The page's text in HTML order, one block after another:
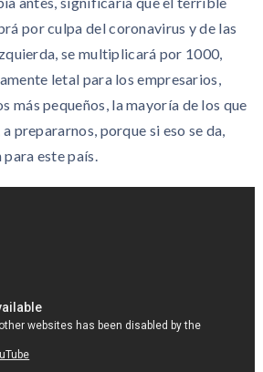
por culpa del coronavirus y de las
se multiplicará por 1000,
letal para los empresarios,
más pequeños, la mayoría de los que
prepararnos, porque si eso se da,
este país.